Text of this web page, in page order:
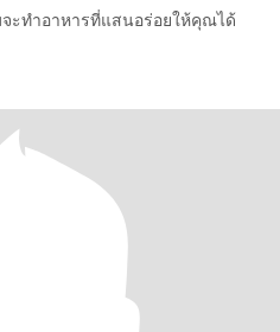
ะทำอาหารที่แสนอร่อยให้คุณได้